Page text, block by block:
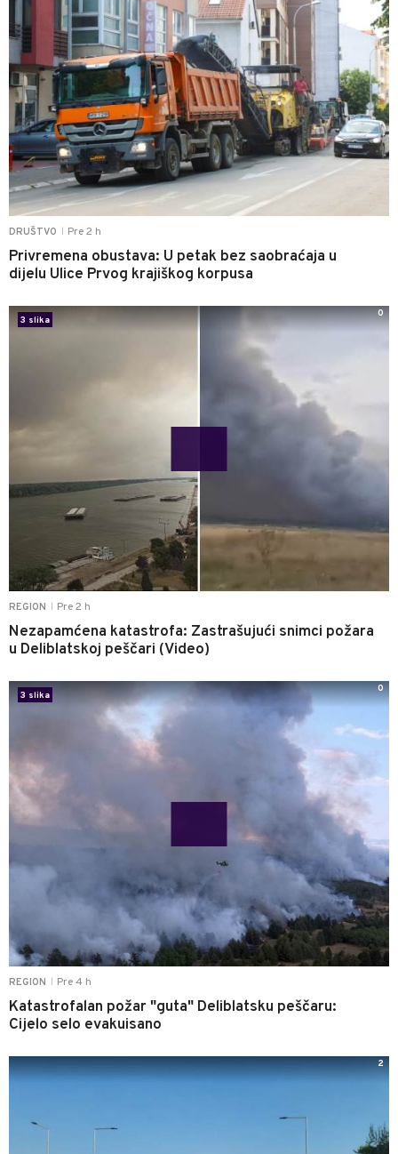
DRUŠTVO Pre 2 h
Privremena obustava: U petak bez saobraćaja u
dijelu Ulice Prvog krajiškog korpusa
REGION Pre 2 h
Nezapamćena katastrofa: Zastrašujući snimci požara
u Deliblatskoj peščari (Video)
3 slika
0
REGION Pre 4 h
Katastrofalan požar "guta" Deliblatsku peščaru:
Cijelo selo evakuisano
3 slika
0
2